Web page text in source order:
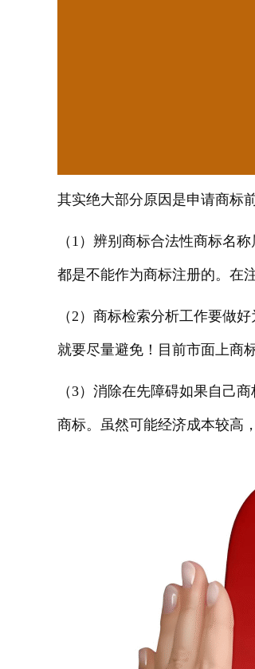
其实绝大部分原因是申请商标
（ 1）辨别商标合法性商标名
都是不能作为商标注册的。在
（2）商标检索分析工作要做
就要尽量避免！目前市面上商
（3）消除在先障碍如果自己
商标。虽然可能经济成本较高